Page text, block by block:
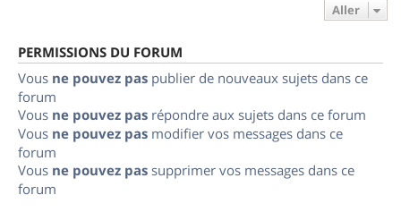
Aller
PERMISSIONS DU FORUM
Vous ne pouvez pas publier de nouveaux sujets dans ce
forum
Vous ne pouvez pas répondre aux sujets dans ce forum
Vous ne pouvez pas modifier vos messages dans ce
forum
Vous ne pouvez pas supprimer vos messages dans ce
forum